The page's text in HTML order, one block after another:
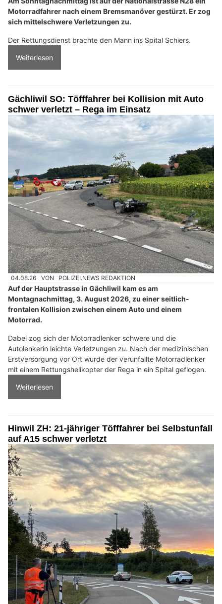
Motorradfahrer nach einem Bremsmanöver gestürzt. Er zog
sich mittelschwere Verletzungen zu.
Der Rettungsdienst brachte den Mann ins Spital Schiers.
Weiterlesen
Gächliwil SO: Töfffahrer bei Kollision mit Auto
schwer verletzt – Rega im Einsatz
04.08.26 VON POLIZEI.NEWS REDAKTION
Auf der Hauptstrasse in Gächliwil kam es am
Montagnachmittag, 3. August 2026, zu einer seitlich-
frontalen Kollision zwischen einem Auto und einem
Motorrad.
Dabei zog sich der Motorradlenker schwere und die
Autolenkerin leichte Verletzungen zu. Nach der medizinischen
Erstversorgung vor Ort wurde der verunfallte Motorradlenker
mit einem Rettungshelikopter der Rega in ein Spital geflogen.
Weiterlesen
Hinwil ZH: 21-jähriger Töfffahrer bei Selbstunfall
auf A15 schwer verletzt